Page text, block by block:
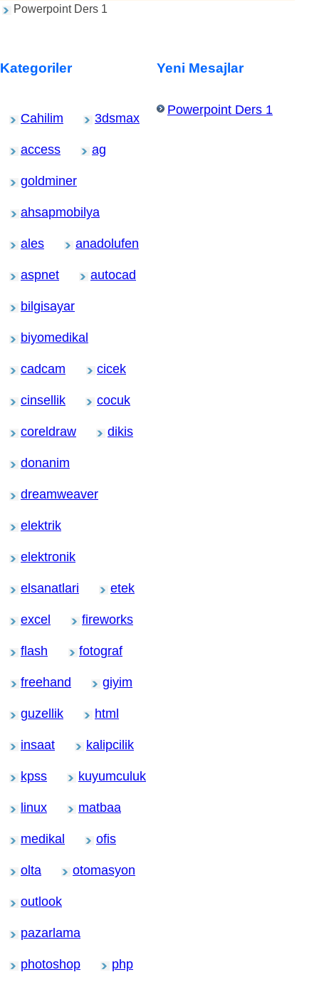
Powerpoint Ders 1
Kategoriler
Cahilim 3dsmax
access ag
goldminer
ahsapmobilya
ales anadolufen
aspnet autocad
bilgisayar
biyomedikal
cadcam cicek
cinsellik cocuk
coreldraw dikis
donanim
dreamweaver
elektrik
elektronik
elsanatlari etek
excel fireworks
flash fotograf
freehand giyim
guzellik html
insaat kalipcilik
kpss kuyumculuk
linux matbaa
medikal ofis
olta otomasyon
outlook
pazarlama
photoshop php
Yeni Mesajlar
Powerpoint Ders 1